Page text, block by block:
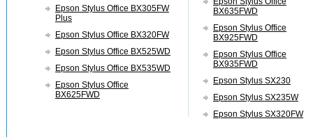
Epson Stylus Office BX305FW
Plus
Epson Stylus Office BX320FW
Epson Stylus Office BX525WD
Epson Stylus Office BX535WD
Epson Stylus Office
BX625FWD
BX635FWD
Epson Stylus Office
BX925FWD
Epson Stylus Office
BX935FWD
Epson Stylus SX230
Epson Stylus SX235W
Epson Stylus SX320FW